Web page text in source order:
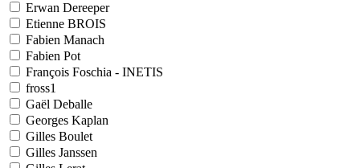
Erwan Dereeper
Etienne BROIS
Fabien Manach
Fabien Pot
François Foschia - INETIS
fross1
Gaël Deballe
Georges Kaplan
Gilles Boulet
Gilles Janssen